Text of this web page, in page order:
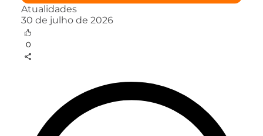
Atualidades
30 de julho de 2026
0